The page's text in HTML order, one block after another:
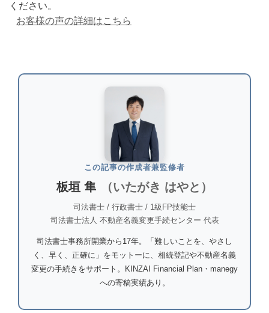
ください。
お客様の声の詳細はこちら
この記事の作成者兼監修者
板垣 隼 （いたがき はやと）
司法書士 / 行政書士 / 1級FP技能士
司法書士法人 不動産名義変更手続センター 代表
司法書士事務所開業から17年。「難しいことを、やさし
く、早く、正確に」をモットーに、相続登記や不動産名義
変更の手続きをサポート。KINZAI Financial Plan・manegy
への寄稿実績あり。